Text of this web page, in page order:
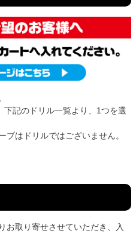
記のドリル一覧より、1つを選
はドリルではございません。
お取り寄せさせていただき、入